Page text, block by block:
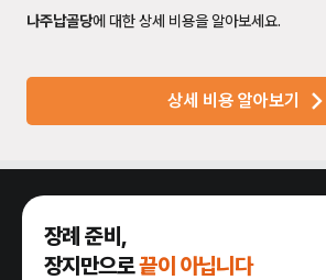
나주납골당에 대한 상세 비용을 알아보세요.
상세 비용 알아보기
장례 준비,
장지만으로끝이 아닙니다